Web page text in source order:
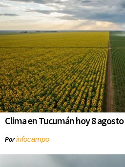
Clima en Tucumán hoy 8 agosto
Porinfocampo